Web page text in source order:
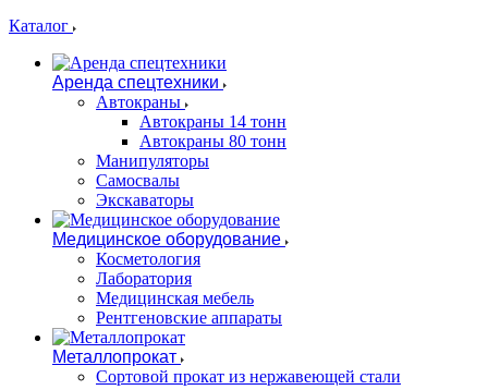
Каталог
Аренда спецтехники
Автокраны
Автокраны 14 тонн
Автокраны 80 тонн
Манипуляторы
Самосвалы
Экскаваторы
Медицинское оборудование
Косметология
Лаборатория
Медицинская мебель
Рентгеновские аппараты
Металлопрокат
Сортовой прокат из нержавеющей стали